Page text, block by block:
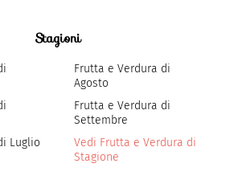
Stagioni
Luglio
Frutta e Verdura di
Agosto
Frutta e Verdura di
Settembre
Vedi Frutta e Verdura di
Stagione